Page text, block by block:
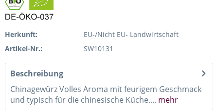
Herkunft:
EU-/Nicht EU- Landwirtschaft
Artikel-Nr.:
SW10131
Beschreibung
Chinagewürz Volles Aroma mit feurigem Geschmack
und typisch für die chinesische Küche.... mehr